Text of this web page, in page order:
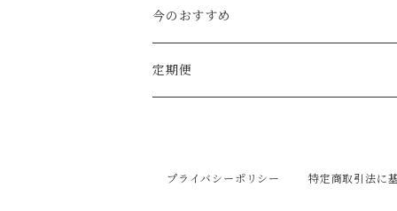
中煎り
酸味系
バランス系
100g
CAFE AU LAIT BASE
08CAN
ICED COFFEE
CAFE AU LAIT BASE
今のおすすめ
定期便
プライバシーポリシー 特定商取引法に